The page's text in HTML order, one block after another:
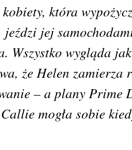
która
jeździ jej
Wszystko wygląda
że Helen zamierza
– a plany Prime
mogła sobie